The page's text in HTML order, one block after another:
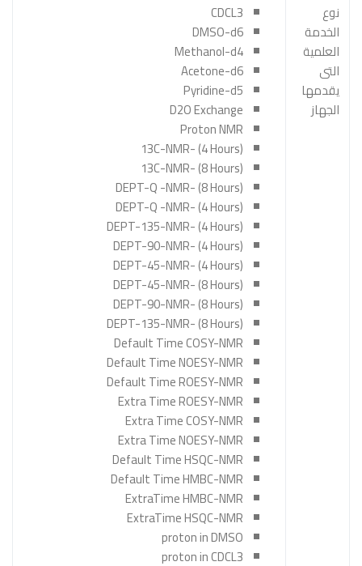
نوع
الخدمة
العلمية
التى
يقدمها
الجهاز
CDCL3
DMSO-d6
Methanol-d4
Acetone-d6
Pyridine-d5
D2O Exchange
Proton NMR
(13C-NMR- (4 Hours
(13C-NMR- (8 Hours
(DEPT-Q -NMR- (8 Hours
(DEPT-Q -NMR- (4 Hours
(DEPT-135-NMR- (4 Hours
(DEPT-90-NMR- (4 Hours
(DEPT-45-NMR- (4 Hours
(DEPT-45-NMR- (8 Hours
(DEPT-90-NMR- (8 Hours
(DEPT-135-NMR- (8 Hours
Default Time COSY-NMR
Default Time NOESY-NMR
Default Time ROESY-NMR
Extra Time ROESY-NMR
Extra Time COSY-NMR
Extra Time NOESY-NMR
Default Time HSQC-NMR
Default Time HMBC-NMR
ExtraTime HMBC-NMR
ExtraTime HSQC-NMR
proton in DMSO
proton in CDCL3